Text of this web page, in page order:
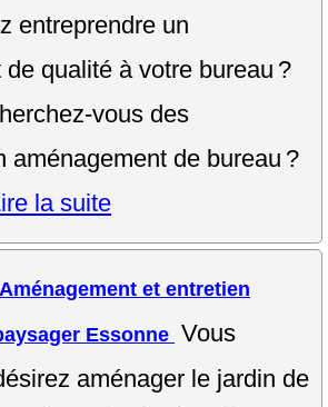
entreprendre un
qualité à votre bureau ?
vous des
aménagement de bureau ?
la suite
Aménagement et entretien
Essonne Vous
aménager le jardin de